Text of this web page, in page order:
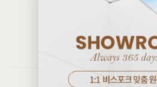
[[크림슨] M형 8칸서랍
8월 5일 인천 영종 김**고객님
[[오크] M1형 벤치의자 투
8월 5일 인천 서해 홍**고객님
[[코코엣지] F형 저상형침대 가드형 : 블랑화이트 SS/
8월 5일 대구 달서 안**고객님
CUSTOM
[[커스텀리뷰] 1:1 맞춤 주문제작 제품 & 신
7월 25일 경기 시흥 김**고객님 주
[[커스텀리뷰] 1:1 맞춤 주문제작 제품 & 신
8월 4일 경기 화성 이**고객님 주문
[[커스텀리뷰] 1:1 맞춤 주문제작 제품 & 신